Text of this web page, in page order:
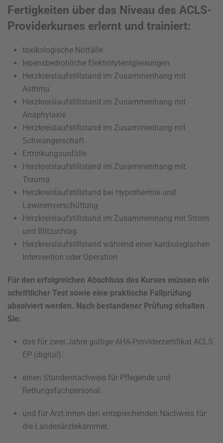
Fertigkeiten über das Niveau des ACLS-
Providerkurses erlernt und trainiert:
toxikologische Notfälle
lebensbedrohliche Elektrolytentgleisungen
Herzkreislaufstillstand im Zusammenhang mit
Asthma
Herzkreislaufstillstand im Zusammenhang mit
Anaphylaxie
Herzkreislaufstillstand im Zusammenhang mit
Schwangerschaft
Ertrinkungsunfälle
Herzkreislaufstillstand im Zusammenhang mit
Trauma
Herzkreislaufstillstand bei Hypothermie und
Lawinenverschüttung
Herzkreislaufstillstand im Zusammenhang mit Strom
und Blitzschlag
Herzkreislaufstillstand während einer kardiologischen
Intervention oder Operation
Für den erfolgreichen Abschluss des Kurses müssen ein
schriftlicher Test sowie eine praktische Fallprüfung
absolviert werden. Nach bestandener Prüfung erhalten
Sie:
das für zwei Jahre gültige AHA-Providerzertifikat ACLS
EP (digital).
einen Stundennachweis für Pflegende und
Rettungsfachpersonal.
und für Ärzt:innen den entsprechenden Nachweis für
die Landesärztekammer.